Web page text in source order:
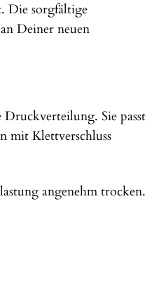
Die sorgfältige
Deiner neuen
Sie passt
mit Klettverschluss
angenehm trocken.